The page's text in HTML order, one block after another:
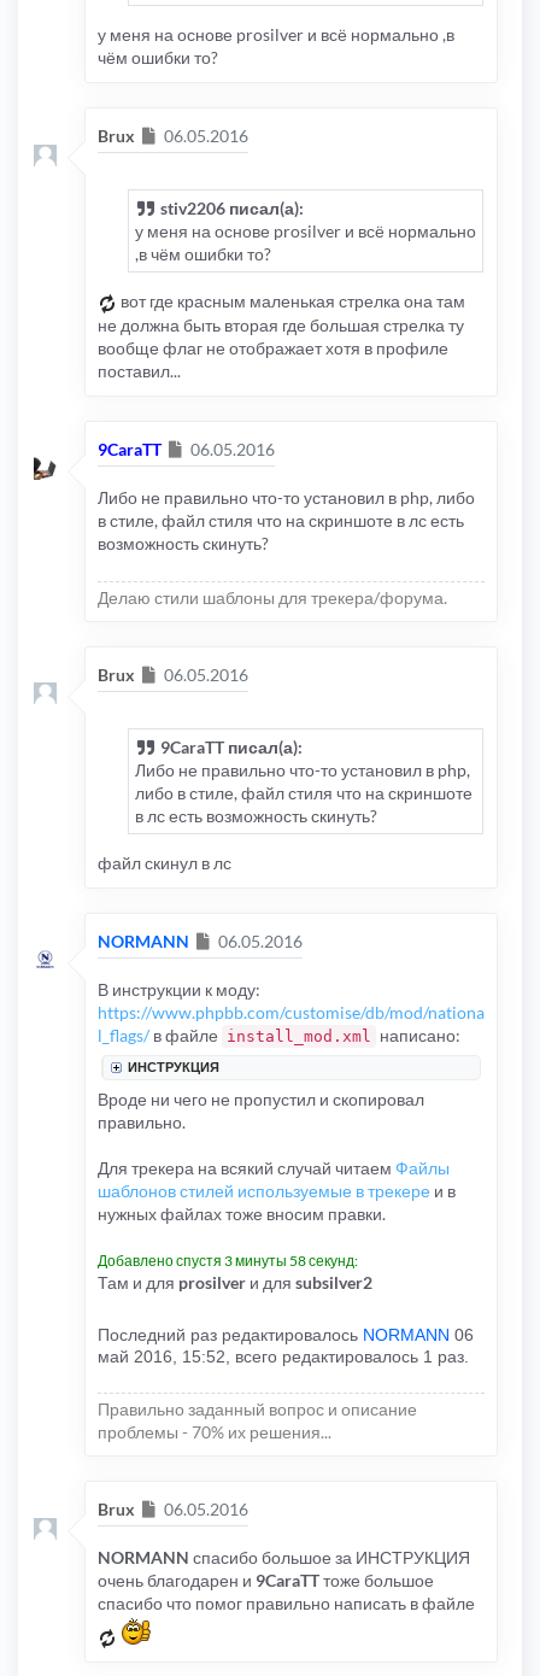
у меня на основе prosilver и всё нормально ,в
чём ошибки то?
Brux Сообщение
06.05.2016
stiv2206 писал(а):
у меня на основе prosilver и всё нормально
,в чём ошибки то?
вот где красным маленькая стрелка она там
не должна быть вторая где большая стрелка ту
вообще флаг не отображает хотя в профиле
поставил...
9CaraTT Сообщение
06.05.2016
Либо не правильно что-то установил в php, либо
в стиле, файл стиля что на скриншоте в лс есть
возможность скинуть?
Делаю стили шаблоны для трекера/форума.
Brux Сообщение
06.05.2016
9CaraTT писал(а):
Либо не правильно что-то установил в php,
либо в стиле, файл стиля что на скриншоте
в лс есть возможность скинуть?
файл скинул в лс
NORMANN Сообщение
06.05.2016
В инструкции к моду:
https://www.phpbb.com/customise/db/mod/nationa
l_flags/ в файле install_mod.xml написано:
ИНСТРУКЦИЯ
Вроде ни чего не пропустил и скопировал
правильно.
Для трекера на всякий случай читаем Файлы
шаблонов стилей используемые в трекере и в
нужных файлах тоже вносим правки.
Добавлено спустя 3 минуты 58 секунд:
Там и для prosilver и для subsilver2
Последний раз редактировалось NORMANN 06
май 2016, 15:52, всего редактировалось 1 раз.
Правильно заданный вопрос и описание
проблемы - 70% их решения...
Brux Сообщение
06.05.2016
NORMANN спасибо большое за ИНСТРУКЦИЯ
очень благодарен и 9CaraTTтоже большое
спасибо что помог правильно написать в файле